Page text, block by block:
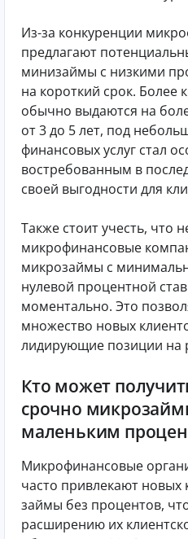
Из-за конкуренции
предлагают
минизаймы с низкими
на короткий срок. Более
обычно выдаются на
от 3 до 5 лет, под
финансовых услуг стал
востребованным в
своей выгодности для
Также стоит учесть, что
микрофинансовые
микрозаймы с
нулевой процентной
моментально. Это
множество новых
лидирующие позиции на
Кто может
срочно
маленьким
Микрофинансовые
часто привлекают новых
займы без процентов,
расширению их